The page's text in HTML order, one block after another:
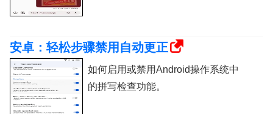
安卓：轻松步骤禁用自动更正
如何启用或禁用Android操作系统中
的拼写检查功能。